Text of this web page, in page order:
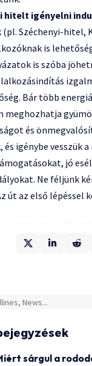
hitelt igényelni
Széchenyi-hitel,
is
is szóba
Bár több
meghozhatja
és
igénybe vesszük
jó
Ne féljünk
út az első lépéssel
sárgul a